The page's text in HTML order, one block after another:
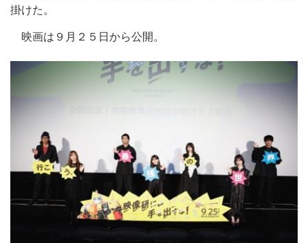
掛けた。
映画は９月２５日から公開。